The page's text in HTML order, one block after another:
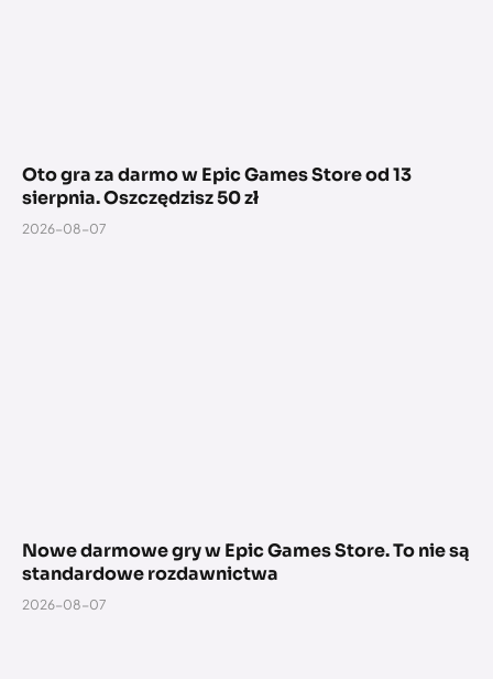
Oto gra za darmo w Epic Games Store od 13
sierpnia. Oszczędzisz 50 zł
2026-08-07
Nowe darmowe gry w Epic Games Store. To nie są
standardowe rozdawnictwa
2026-08-07